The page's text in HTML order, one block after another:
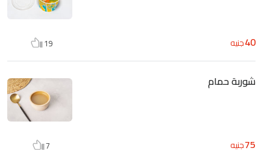
40جنيه 19
شوربة حمام
75جنيه 7